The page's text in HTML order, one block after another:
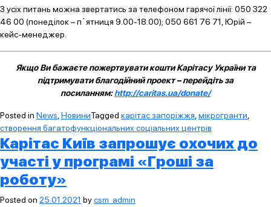
З усіх питань можна звертатись за телефоном гарячої лінії: 050 322
46 00 (понеділок – п`ятниця 9.00-18.00); 050 661 76 71, Юрій –
кейс-менеджер.
Якщо Ви бажаєте пожертвувати кошти Карітасу України та
підтримувати благодійний проект – перейдіть за
посиланням:http://caritas.ua/donate/
Posted in News,НовиниTagged карітас запоріжжя,мікрогранти,
створення багатофункціональних соціальних центрів
Карітас Київ запрошує охочих до
участі у програмі «Гроші за
роботу»
Posted on 25.01.2021 bycsm_admin